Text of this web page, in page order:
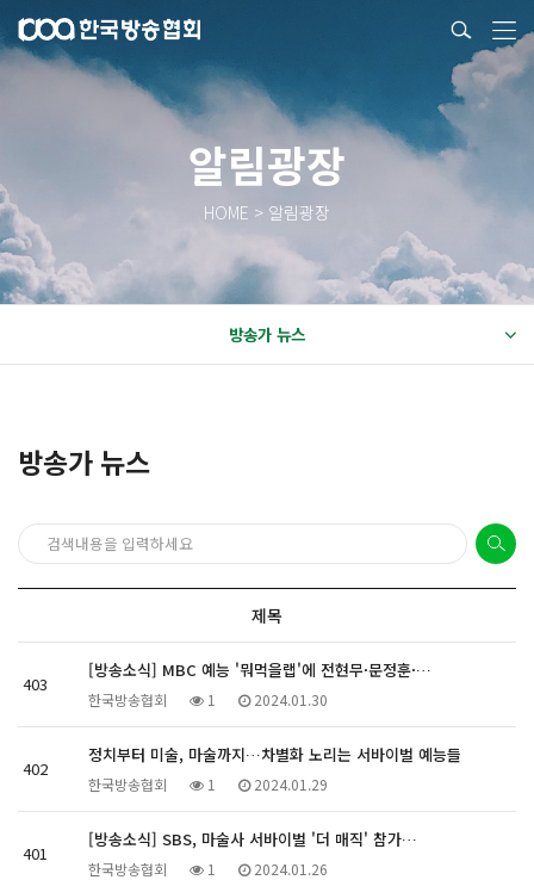
알림광장
HOME > 알림광장
방송가 뉴스
방송가 뉴스
제목
403
[방송소식] MBC 예능 '뭐먹을랩'에 전현무·문정훈·…
한국방송협회 1 2024.01.30
402
정치부터 미술, 마술까지…차별화 노리는 서바이벌 예능들
한국방송협회 1 2024.01.29
401
[방송소식] SBS, 마술사 서바이벌 '더 매직' 참가…
한국방송협회 1 2024.01.26